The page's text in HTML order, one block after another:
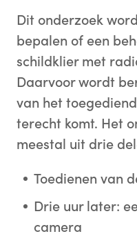
Dit onderzoek
bepalen of een
schildklier met
Daarvoor wordt
van het
terecht komt. Het
meestal uit drie
Toedienen van
Drie uur later:
camera